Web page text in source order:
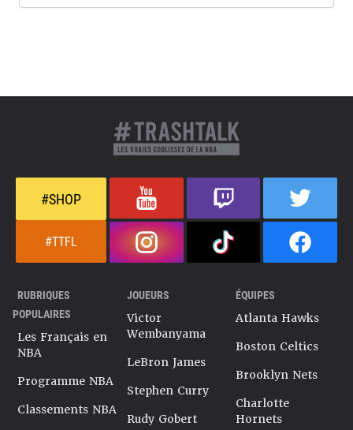
#SHOP
#TTFL
RUBRIQUES
POPULAIRES
Les Français en
NBA
Programme NBA
Classements NBA
JOUEURS
Victor
Wembanyama
LeBron James
Stephen Curry
Rudy Gobert
ÉQUIPES
Atlanta Hawks
Boston Celtics
Brooklyn Nets
Charlotte
Hornets